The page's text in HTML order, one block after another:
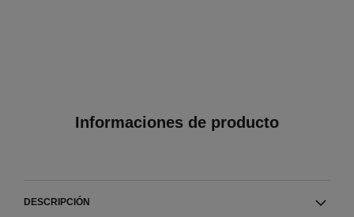
Informaciones de producto
DESCRIPCIÓN